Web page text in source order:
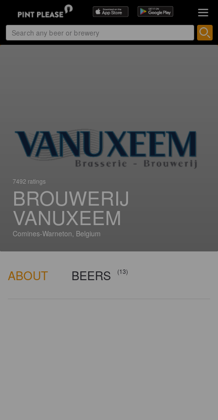
7492 ratings
BROUWERIJ
VANUXEEM
Comines-Warneton, Belgium
ABOUT BEERS (13)